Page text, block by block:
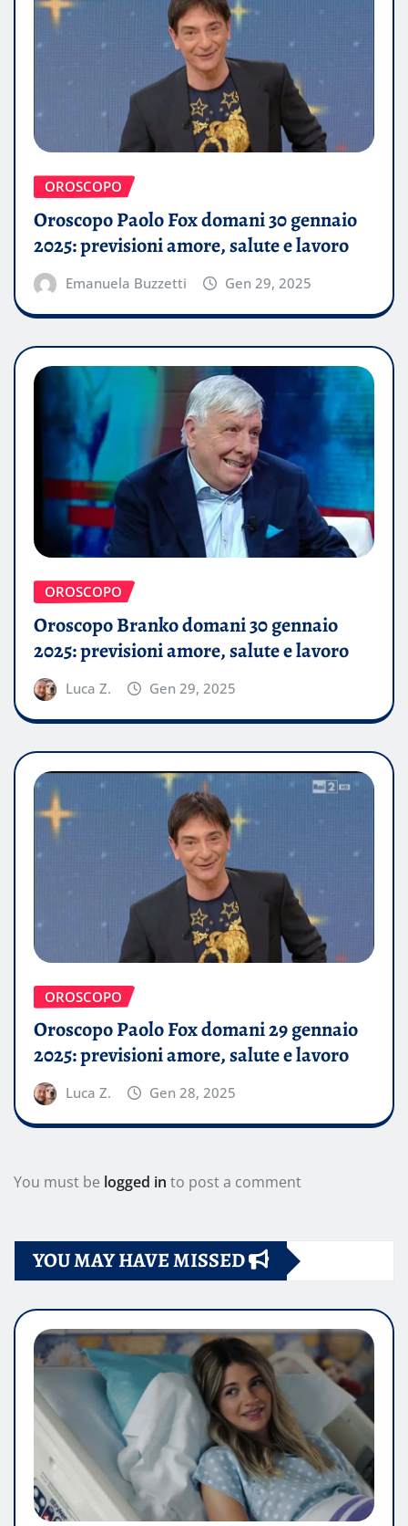
OROSCOPO
Oroscopo Paolo Fox domani 30 gennaio
2025: previsioni amore, salute e lavoro
Emanuela Buzzetti Gen 29, 2025
OROSCOPO
Oroscopo Branko domani 30 gennaio
2025: previsioni amore, salute e lavoro
Luca Z. Gen 29, 2025
OROSCOPO
Oroscopo Paolo Fox domani 29 gennaio
2025: previsioni amore, salute e lavoro
Luca Z. Gen 28, 2025
You must be logged in to post a comment
YOU MAY HAVE MISSED